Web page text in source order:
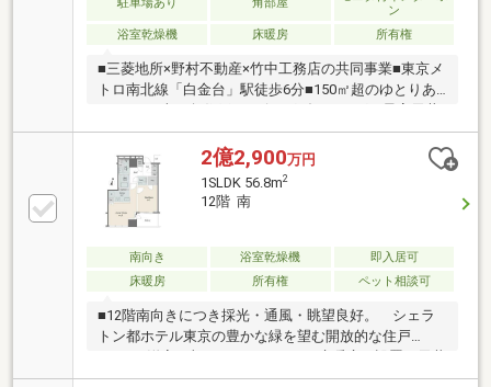
24時間ゴミ出し可能なダストスペース有り。■ペット
飼育可(細則有り)。
駐車場あり 角部屋
ン
浴室乾燥機
床暖房 所有権
■三菱地所×野村不動産×竹中工務店の共同事業■東京メ
トロ南北線「白金台」駅徒歩6分■150㎡超のゆとりあ
る3LDK、南西角住戸■リビングダイニングの最高天井
高2700ｍｍ■LDKからシェラトン都ホテル・八芳園の
緑を一望■晴れた日には富士山を望む開けた眺望■共用
部にはパブリックラウンジ・プライベートラウンジが
充実■マンション内には緑を満喫できる大庭園■プライ
バシーが護られた個室として利用できる応接室有り■
2億2,900万円
1SLDK 56.8m2
12階 南
南向き 浴室乾燥機
即入居可
床暖房
所有権 ペット相談可
■12階南向きにつき採光・通風・眺望良好。 シェラ
トン都ホテル東京の豊かな緑を望む開放的な住戸
■LDK・洋室に加え、キッチンにも床暖房を設置。天井
カセットエアコンも備えた快適仕様■免震構造採用。